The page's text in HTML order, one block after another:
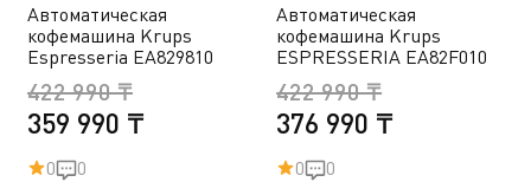
Автоматическая
кофемашина Krups
Espresseria EA829810
359 990 ₸
422 990 ₸
0 0
Автоматическая
кофемашина Krups
ESPRESSERIA EA82F010
376 990 ₸
422 990 ₸
0 0